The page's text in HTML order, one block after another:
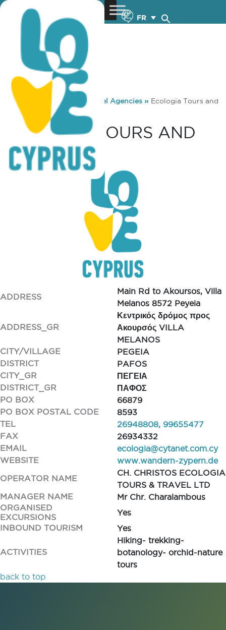
FR
You are here: Home »Travel Agencies » Ecologia Tours and
Travel
ECOLOGIA TOURS AND
TRAVEL
ADDRESS
Main Rd to Akoursos, Villa
Melanos 8572 Peyeia
ADDRESS_GR
Κεντρικός δρόμος προς
Ακουρσός VILLA
MELANOS
CITY/VILLAGE
PEGEIA
DISTRICT
PAFOS
CITY_GR
ΠΕΓΕΙΑ
DISTRICT_GR
ΠΑΦΟΣ
PO BOX
66879
PO BOX POSTAL CODE
8593
TEL
26948808, 99655477
FAX
26934332
EMAIL
ecologia@cytanet.com.cy
WEBSITE
www.wandern-zypern.de
OPERATOR NAME
CH. CHRISTOS ECOLOGIA
TOURS & TRAVEL LTD
MANAGER NAME
Mr Chr. Charalambous
ORGANISED
EXCURSIONS
Yes
INBOUND TOURISM
Yes
ACTIVITIES
Hiking- trekking-
botanology- orchid-nature
tours
back to top